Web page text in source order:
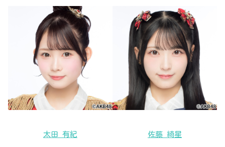
太田 有紀 佐藤 綺星